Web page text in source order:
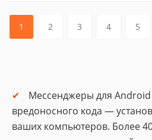
1 2 3 4 5
Мессенджеры для
вредоносного кода —
ваших компьютеров. Более